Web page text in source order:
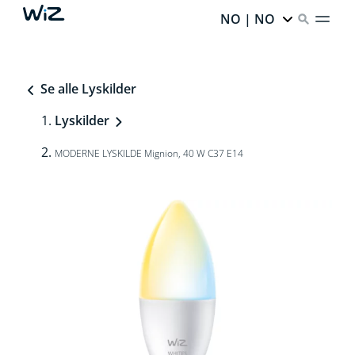
NO | NO
Se alle Lyskilder
Lyskilder
MODERNE LYSKILDE Mignion, 40 W C37 E14